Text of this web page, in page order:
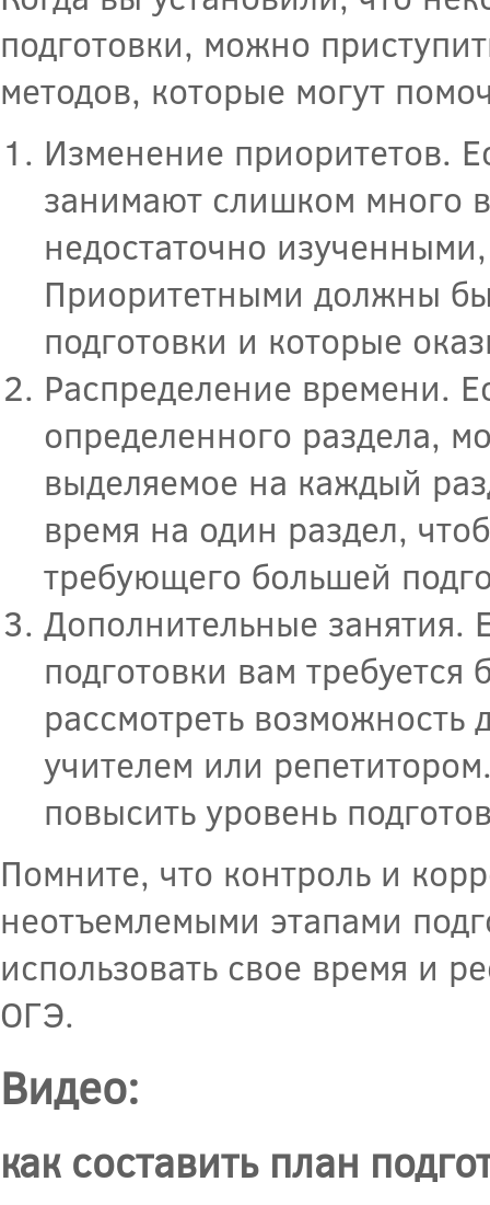
подготовки, можно
методов, которые могут
Изменение приоритетов.
занимают слишком много
недостаточно
Приоритетными должны
подготовки и которые
Распределение времени.
определенного раздела,
выделяемое на каждый
время на один раздел,
требующего большей
Дополнительные занятия.
подготовки вам
рассмотреть возможность
учителем или
повысить уровень
Помните, что контроль и
неотъемлемыми этапами
использовать свое время и
ОГЭ.
Видео:
как составить план